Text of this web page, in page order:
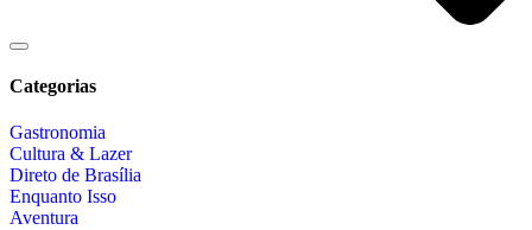
Categorias
Gastronomia
Cultura & Lazer
Direto de Brasília
Enquanto Isso
Aventura